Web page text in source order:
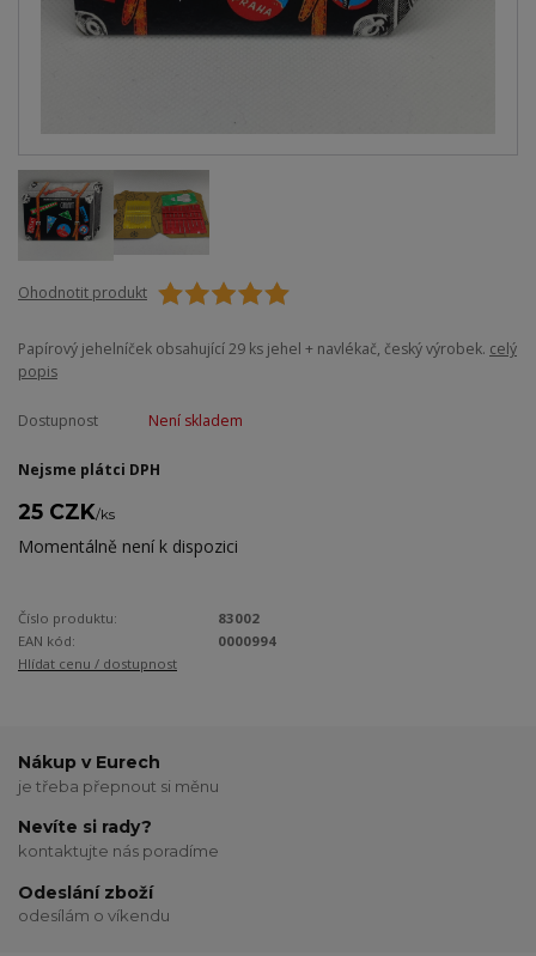
Ohodnotit produkt
Papírový jehelníček obsahující 29 ks jehel + navlékač, český výrobek. celý
popis
Dostupnost Není skladem
Nejsme plátci DPH
25 CZK/ks
Momentálně není k dispozici
Číslo produktu:
83002
EAN kód:
0000994
Hlídat cenu / dostupnost
Nákup v Eurech
je třeba přepnout si měnu
Nevíte si rady?
kontaktujte nás poradíme
Odeslání zboží
odesílám o víkendu